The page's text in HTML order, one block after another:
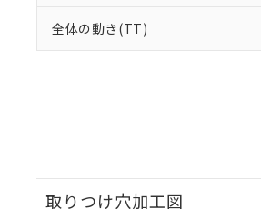
全体の動き(TT)
取りつけ穴加工図